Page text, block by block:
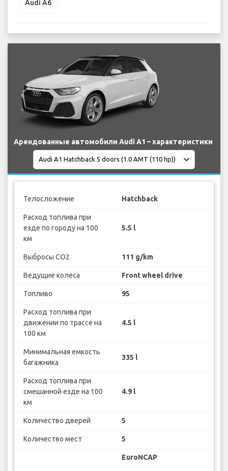
Audi A6
Арендованные автомобили Audi A1 – характеристики
Телосложение Hatchback
Расход топлива при
езде по городу на 100
км
5.5 l
Выбросы CO2 111 g/km
Ведущие колеса Front wheel drive
Топливо 95
Расход топлива при
движении по трассе на
100 км
4.5 l
Минимальная емкость
багажника
335 l
Расход топлива при
смешанной езде на 100
км
4.9 l
Количество дверей 5
Количество мест 5
EuroNCAP